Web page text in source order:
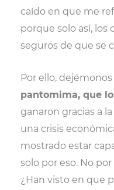
caído en que me
porque solo así, los
seguros de que se
Por ello,
pantomima, que
ganaron gracias a
una crisis
mostrado estar
solo por eso. No por
¿Han visto en que